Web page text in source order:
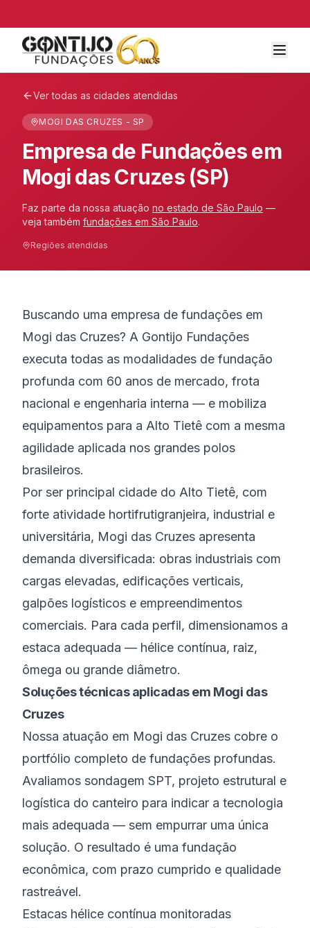
Ver todas as cidades atendidas
MOGI DAS CRUZES - SP
Empresa de Fundações em
Mogi das Cruzes (SP)
Faz parte da nossa atuação no estado de São Paulo —
veja também fundações em São Paulo.
Regiões atendidas
Buscando uma empresa de fundações em
Mogi das Cruzes? A Gontijo Fundações
executa todas as modalidades de fundação
profunda com 60 anos de mercado, frota
nacional e engenharia interna — e mobiliza
equipamentos para a Alto Tietê com a mesma
agilidade aplicada nos grandes polos
brasileiros.
Por ser principal cidade do Alto Tietê, com
forte atividade hortifrutigranjeira, industrial e
universitária, Mogi das Cruzes apresenta
demanda diversificada: obras industriais com
cargas elevadas, edificações verticais,
galpões logísticos e empreendimentos
comerciais. Para cada perfil, dimensionamos a
estaca adequada — hélice contínua, raiz,
ômega ou grande diâmetro.
Soluções técnicas aplicadas em Mogi das
Cruzes
Nossa atuação em Mogi das Cruzes cobre o
portfólio completo de fundações profundas.
Avaliamos sondagem SPT, projeto estrutural e
logística do canteiro para indicar a tecnologia
mais adequada — sem empurrar uma única
solução. O resultado é uma fundação
econômica, com prazo cumprido e qualidade
rastreável.
Estacas hélice contínua monitoradas